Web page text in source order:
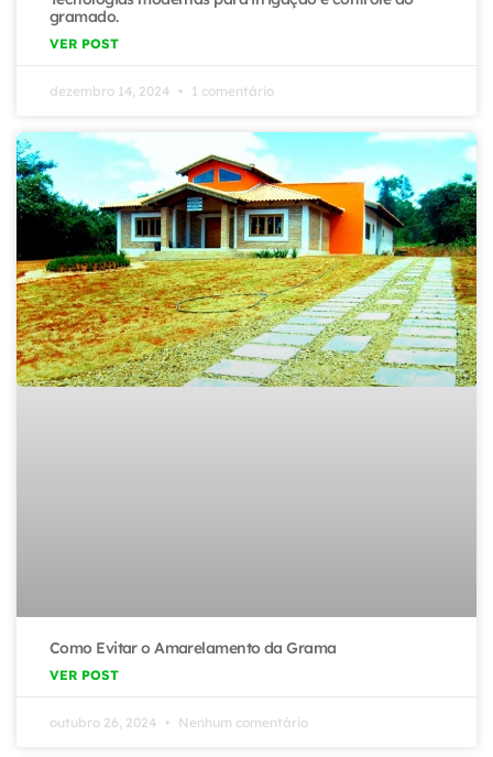
gramado.
VER POST
dezembro 14, 2024 1 comentário
Como Evitar o Amarelamento da Grama
VER POST
outubro 26, 2024 Nenhum comentário